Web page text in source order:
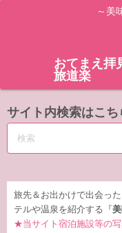
ス
ッ
～美
おてまえ拝
旅道楽
サイト内検索はこち
旅先＆お出かけで出会っ
テルや温泉を紹介する『
★当サイト宿泊施設等の